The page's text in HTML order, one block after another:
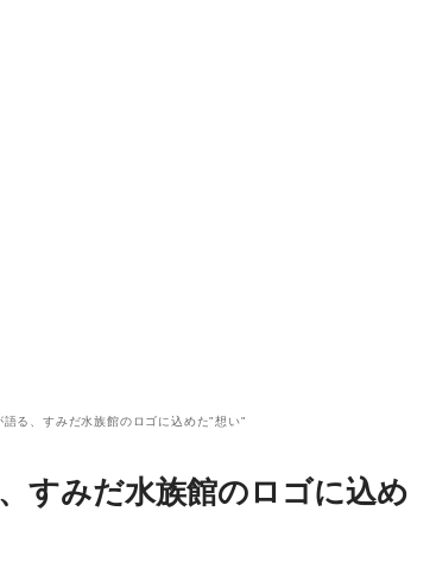
語る、すみだ水族館のロゴに込めた"想い"
すみだ水族館のロゴに込め